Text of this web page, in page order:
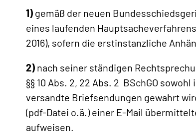
1) gemäß der neuen
eines laufenden
2016), sofern die erstinstanzliche
2) nach seiner ständigen
§§ 10 Abs. 2, 22 Abs. 2 BSchGO
versandte Briefsendungen gewahrt
(pdf-Datei o.ä.) einer E-Mail
aufweisen.